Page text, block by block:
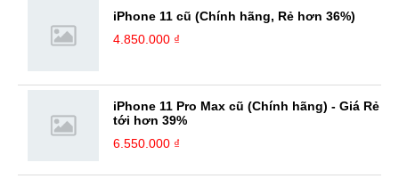
iPhone 11 cũ (Chính hãng, Rẻ hơn 36%)
4.850.000 ₫
iPhone 11 Pro Max cũ (Chính hãng) - Giá Rẻ
tới hơn 39%
6.550.000 ₫